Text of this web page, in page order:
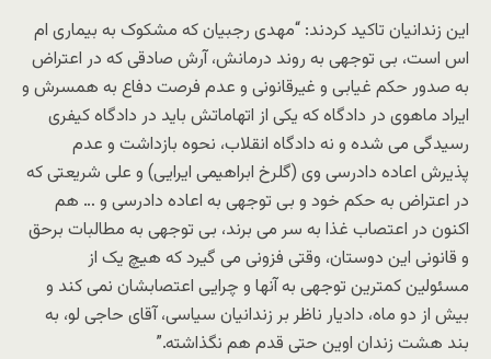
این زندانیان تاکید کردند: “مهدی رجبیان که مشکوک به بیماری ام
اس است، بی توجهی به روند درمانش، آرش صادقی که در اعتراض
به صدور حکم غیابی و غیرقانونی و عدم فرصت دفاع به همسرش و
ایراد ماهوی در دادگاه که یکی از اتهاماتش باید در دادگاه کیفری
رسیدگی می شده و نه دادگاه انقلاب، نحوه بازداشت و عدم
پذیرش اعاده دادرسی وی (گلرخ ابراهیمی ایرایی) و علی شریعتی که
در اعتراض به حکم خود و بی توجهی به اعاده دادرسی و … هم
اکنون در اعتصاب غذا به سر می برند، بی توجهی به مطالبات برحق
و قانونی این دوستان، وقتی فزونی می گیرد که هیچ یک از
مسئولین کمترین توجهی به آنها و چرایی اعتصابشان نمی کند و
بیش از دو ماه، دادیار ناظر بر زندانیان سیاسی، آقای حاجی لو، به
بند هشت زندان اوین حتی قدم هم نگذاشته.”